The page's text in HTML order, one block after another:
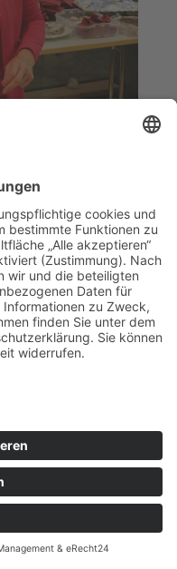
Zeit das
Übernahmen
Verkauf - hierfür